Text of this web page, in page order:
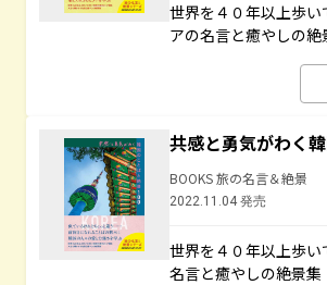
世界を４０年以上歩
アの名言と癒やしの絶
共感と勇気がわく
BOOKS 旅の名言＆絶景
2022.11.04 発売
世界を４０年以上歩
名言と癒やしの絶景集